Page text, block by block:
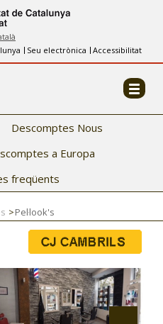
Seu electrònica Accessibilitat
EL CJ
Descomptes Nous
a Europa
freqüents
Pel·look's